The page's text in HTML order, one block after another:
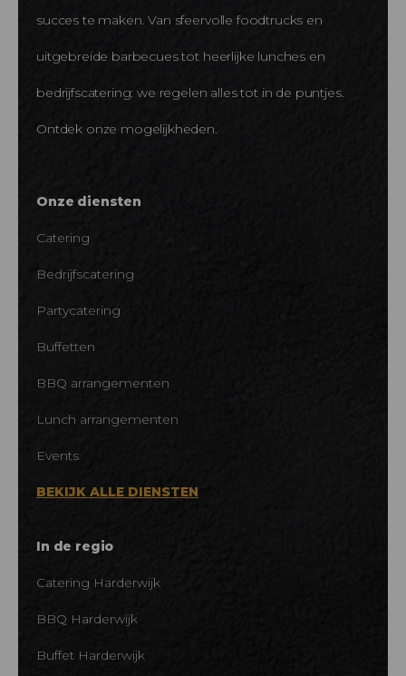
succes te maken. Van sfeervolle foodtrucks en
uitgebreide barbecues tot heerlijke lunches en
bedrijfscatering: we regelen alles tot in de puntjes.
Ontdek onze mogelijkheden.
Onze diensten
Catering
Bedrijfscatering
Partycatering
Buffetten
BBQ arrangementen
Lunch arrangementen
Events
BEKIJK ALLE DIENSTEN
In de regio
Catering Harderwijk
BBQ Harderwijk
Buffet Harderwijk